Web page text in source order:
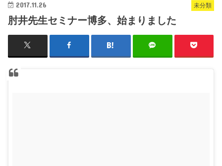
未分類
2017.11.26
肘井先生セミナー博多、始まりました